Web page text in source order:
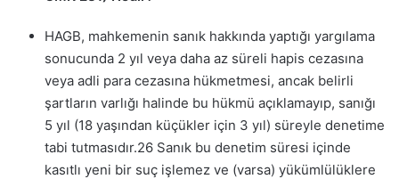
HAGB, mahkemenin sanık hakkında yaptığı yargılama
sonucunda 2 yıl veya daha az süreli hapis cezasına
veya adli para cezasına hükmetmesi, ancak belirli
şartların varlığı halinde bu hükmü açıklamayıp, sanığı
5 yıl (18 yaşından küçükler için 3 yıl) süreyle denetime
tabi tutmasıdır.26 Sanık bu denetim süresi içinde
kasıtlı yeni bir suç işlemez ve (varsa) yükümlülüklere